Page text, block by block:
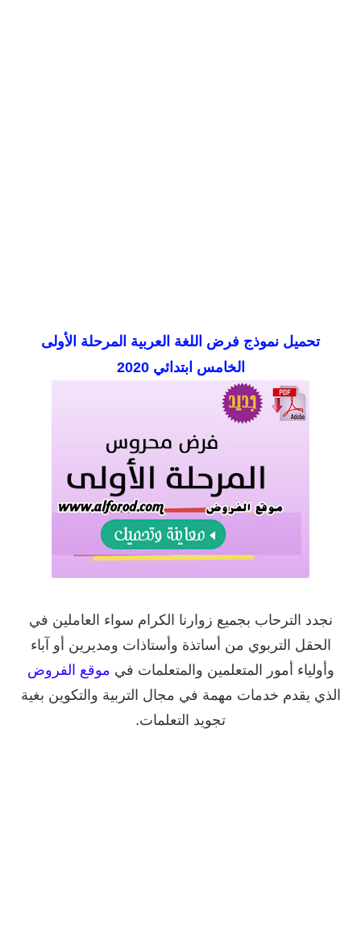
تحميل نموذج فرض اللغة العربية المرحلة الأولى
الخامس ابتدائي 2020
نجدد الترحاب بجميع زوارنا الكرام سواء العاملين في
الحقل التربوي من أساتذة وأستاذات ومديرين أو ﺁباء
وأولياء أمور المتعلمين والمتعلمات في موقع الفروض
الذي يقدم خدمات مهمة في مجال التربية والتكوين بغية
تجويد التعلمات.